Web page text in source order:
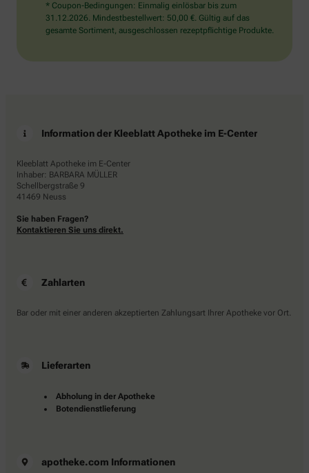
* Coupon-Bedingungen: Einmalig einlösbar bis zum
31.12.2026. Mindestbestellwert: 50,00 €. Gültig auf das
gesamte Sortiment, ausgeschlossen rezeptpflichtige Produkte.
Information der Kleeblatt Apotheke im E-Center
Kleeblatt Apotheke im E-Center
Inhaber: BARBARA MÜLLER
Schellbergstraße 9
41469 Neuss
Sie haben Fragen?
Kontaktieren Sie uns direkt.
Zahlarten
Bar oder mit einer anderen akzeptierten Zahlungsart Ihrer Apotheke vor Ort.
Lieferarten
Abholung in der Apotheke
Botendienstlieferung
apotheke.com Informationen